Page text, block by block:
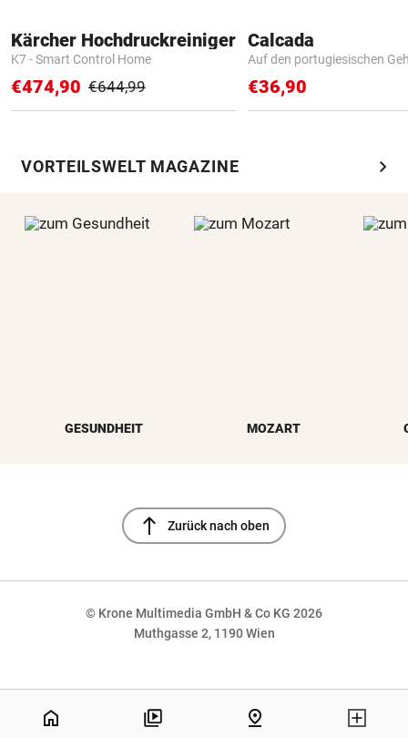
Kärcher Hochdruckreiniger
K7 - Smart Control Home
€474,90 €644,99
Calcada
Auf den portugiesischen
€36,90
VORTEILSWELT MAGAZINE chevron_right
GESUNDHEIT MOZART
north Zurück nach oben
© Krone Multimedia GmbH & Co KG 2026
Muthgasse 2, 1190 Wien
home pin_drop
NaN%